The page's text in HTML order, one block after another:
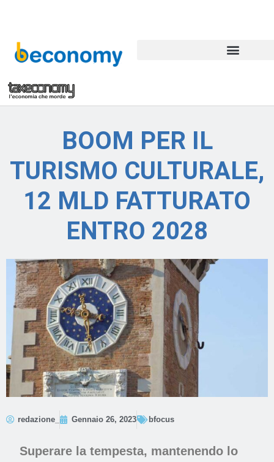
BOOM PER IL
TURISMO CULTURALE,
12 MLD FATTURATO
ENTRO 2028
redazione_ Gennaio 26, 2023 bfocus
Superare la tempesta, mantenendo lo